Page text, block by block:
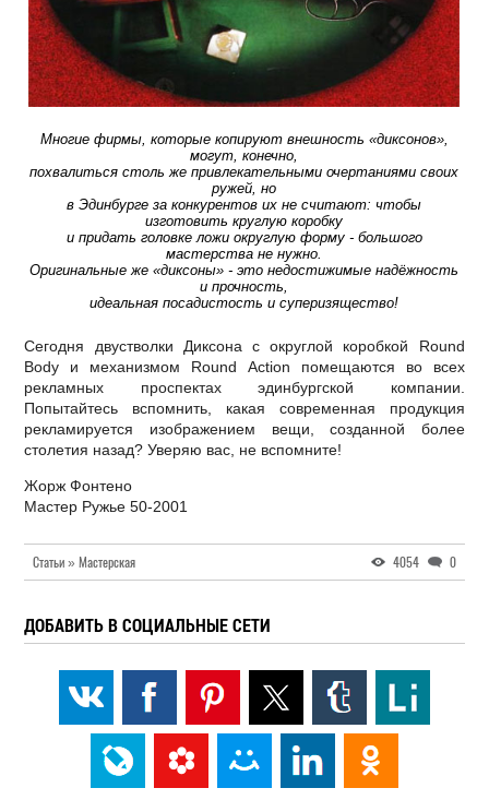
Многие фирмы, которые копируют внешность «диксонов»,
могут, конечно,
похвалиться столь же привлекательными очертаниями своих
ружей, но
в Эдинбурге за конкурентов их не считают: чтобы
изготовить круглую коробку
и придать головке ложи округлую форму - большого
мастерства не нужно.
Оригинальные же «диксоны» - это недостижимые надёжность
и прочность,
идеальная посадистость и суперизящество!
Сегодня двустволки Диксона с округлой коробкой Round
Body и механизмом Round Action помещаются во всех
рекламных проспектах эдинбургской компании.
Попытайтесь вспомнить, какая современная продукция
рекламируется изображением вещи, созданной более
столетия назад? Уверяю вас, не вспомните!
Жорж Фонтено
Мастер Ружье 50-2001
Статьи » Мастерская 4054 0
ДОБАВИТЬ В СОЦИАЛЬНЫЕ СЕТИ